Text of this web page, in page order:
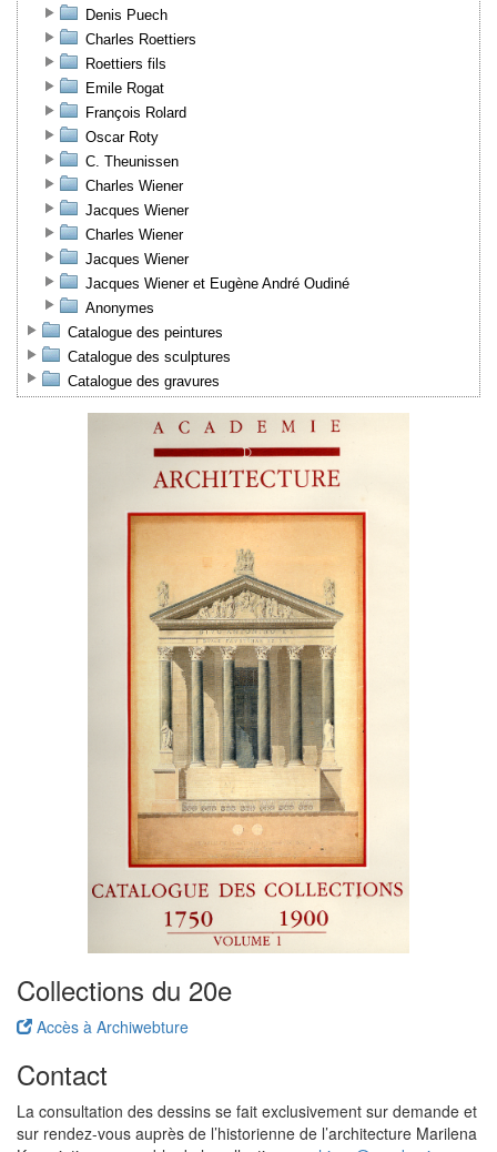
Denis Puech
Charles Roettiers
Roettiers fils
Emile Rogat
François Rolard
Oscar Roty
C. Theunissen
Charles Wiener
Jacques Wiener
Charles Wiener
Jacques Wiener
Jacques Wiener et Eugène André Oudiné
Anonymes
Catalogue des peintures
Catalogue des sculptures
Catalogue des gravures
Collections du 20e
Accès à Archiwebture
Contact
La consultation des dessins se fait exclusivement sur demande et
sur rendez-vous auprès de l’historienne de l’architecture Marilena